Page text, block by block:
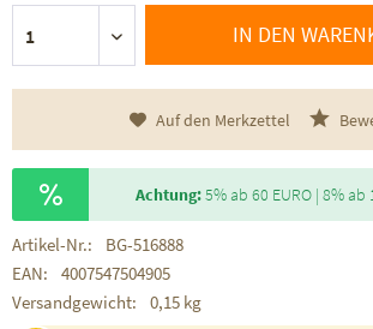
IN DEN
Auf den Merkzettel
Achtung:5% ab 60 EURO | 8% ab
Artikel-Nr.:
BG-516888
EAN:
4007547504905
Versandgewicht:
0,15 kg